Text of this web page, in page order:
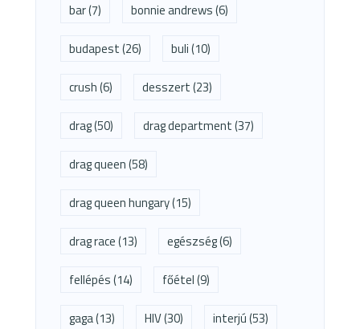
bar(7) bonnie andrews(6)
budapest(26) buli(10)
crush(6) desszert(23)
drag(50) drag department(37)
drag queen(58)
drag queen hungary(15)
drag race(13) egészség(6)
fellépés(14) főétel(9)
gaga(13) HIV(30) interjú(53)